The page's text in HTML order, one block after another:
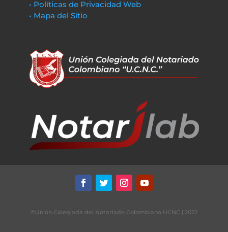
• Políticas de Privacidad Web
• Mapa del Sitio
©Unión Colegiada del Notariado Colombiano UCNC | 2022